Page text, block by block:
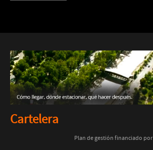
Cartelera
Plan de gestión financiado por